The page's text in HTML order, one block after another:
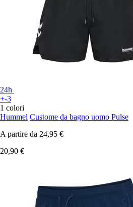
24h
+-3
1 colori
Hummel Custome da bagno uomo Pulse
A partire da 24,95 €
20,90 €